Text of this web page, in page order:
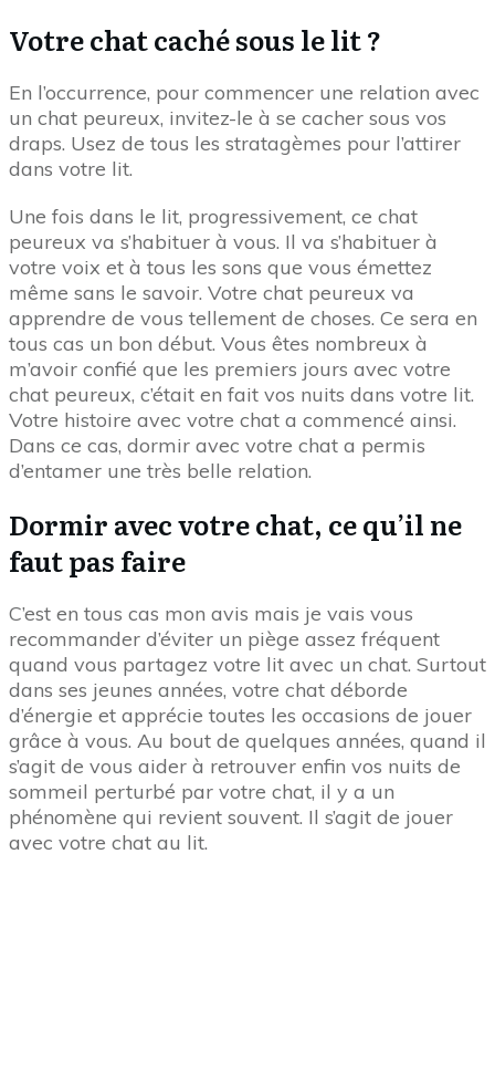
Votre chat caché sous le lit ?
En l’occurrence, pour commencer une relation avec
un chat peureux, invitez-le à se cacher sous vos
draps. Usez de tous les stratagèmes pour l’attirer
dans votre lit.
Une fois dans le lit, progressivement, ce chat
peureux va s’habituer à vous. Il va s’habituer à
votre voix et à tous les sons que vous émettez
même sans le savoir. Votre chat peureux va
apprendre de vous tellement de choses. Ce sera en
tous cas un bon début. Vous êtes nombreux à
m’avoir confié que les premiers jours avec votre
chat peureux, c’était en fait vos nuits dans votre lit.
Votre histoire avec votre chat a commencé ainsi.
Dans ce cas, dormir avec votre chat a permis
d’entamer une très belle relation.
Dormir avec votre chat, ce qu’il ne
faut pas faire
C’est en tous cas mon avis mais je vais vous
recommander d’éviter un piège assez fréquent
quand vous partagez votre lit avec un chat. Surtout
dans ses jeunes années, votre chat déborde
d’énergie et apprécie toutes les occasions de jouer
grâce à vous. Au bout de quelques années, quand il
s’agit de vous aider à retrouver enfin vos nuits de
sommeil perturbé par votre chat, il y a un
phénomène qui revient souvent. Il s’agit de jouer
avec votre chat au lit.